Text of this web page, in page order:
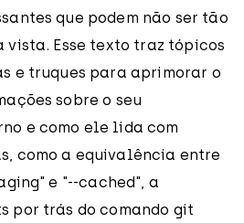
que podem não ser tão
vista. Esse texto traz tópicos
e truques para aprimorar o
sobre o seu
e como ele lida com
como a equivalência entre
e "--cached", a
por trás do comando git